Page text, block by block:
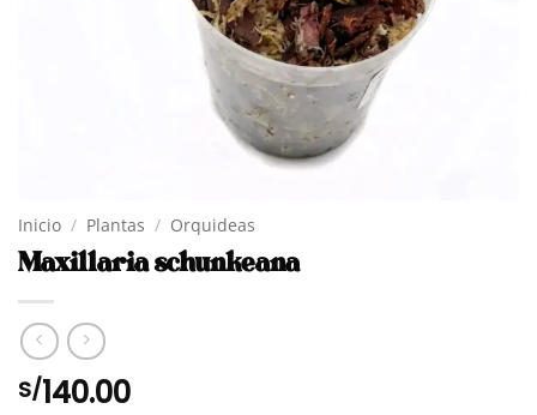
Inicio / Plantas / Orquideas
Maxillaria schunkeana
S/140.00